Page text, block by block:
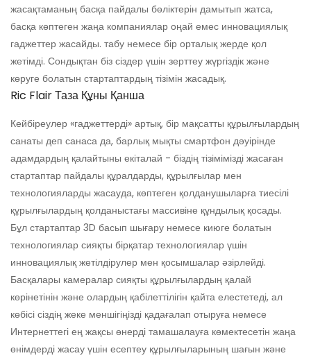
жасақтаманың басқа пайдалы бөліктерін дамытып жатса,
басқа көптеген жаңа компаниялар оңай емес инновациялық
гаджеттер жасайды. табу немесе бір орталық жерде қол
жетімді. Сондықтан біз сіздер үшін зерттеу жүргіздік және
көруге болатын стартаптардың тізімін жасадық.
Ric Flair Таза Құны Қанша
Кейбіреулер «гаджеттерді» артық, бір мақсатты құрылғылардың
санаты деп санаса да, барлық мықты смартфон дәуірінде
адамдардың қалайтыны екіталай - біздің тізімімізді жасаған
стартаптар пайдалы құралдарды, құрылғылар мен
технологияларды жасауда, көптеген қолданушыларға тиесілі
құрылғылардың қолданыстағы массивіне құндылық қосады.
Бұл стартаптар 3D басып шығару немесе киюге болатын
технологиялар сияқты бірқатар технологиялар үшін
инновациялық жетілдірулер мен қосымшалар әзірлейді.
Басқалары камералар сияқты құрылғылардың қалай
көрінетінін және олардың қабілеттілігін қайта елестетеді, ал
көбісі сіздің жеке меншігіңізді қадағалап отыруға немесе
Интернеттегі ең жақсы өнерді тамашалауға көмектесетін жаңа
өнімдерді жасау үшін есептеу құрылғыларының шағын және